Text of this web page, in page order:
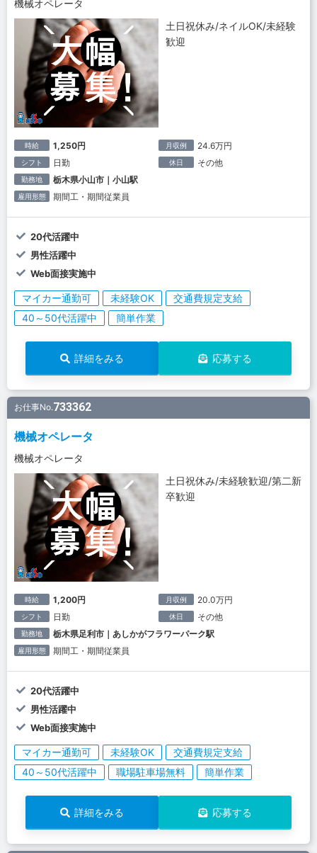
機械オペレータ
土日祝休み/ネイルOK/未経験
歓迎
時給 1,250円 月収例 24.6万円
シフト 日勤 休日 その他
勤務地 栃木県小山市｜小山駅
雇用形態 期間工・期間従業員
20代活躍中
男性活躍中
Web面接実施中
マイカー通勤可 未経験OK
交通費規定支給
40～50代活躍中
簡単作業
詳細をみる 応募する
お仕事No.733362
機械オペレータ
機械オペレータ
土日祝休み/未経験歓迎/第二新
卒歓迎
時給 1,200円 月収例 20.0万円
シフト 日勤 休日 その他
勤務地 栃木県足利市｜あしかがフラワーパーク駅
雇用形態 期間工・期間従業員
20代活躍中
男性活躍中
Web面接実施中
マイカー通勤可 未経験OK
交通費規定支給
40～50代活躍中
職場駐車場無料 簡単作業
詳細をみる 応募する